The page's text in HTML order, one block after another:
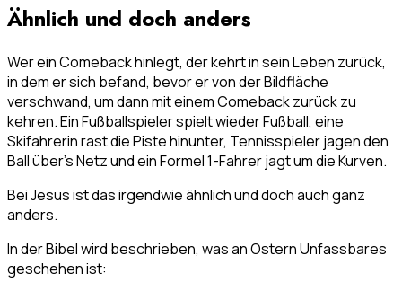
Ähnlich und doch anders
Wer ein Comeback hinlegt, der kehrt in sein Leben zurück,
in dem er sich befand, bevor er von der Bildfläche
verschwand, um dann mit einem Comeback zurück zu
kehren. Ein Fußballspieler spielt wieder Fußball, eine
Skifahrerin rast die Piste hinunter, Tennisspieler jagen den
Ball über’s Netz und ein Formel 1-Fahrer jagt um die Kurven.
Bei Jesus ist das irgendwie ähnlich und doch auch ganz
anders.
In der Bibel wird beschrieben, was an Ostern Unfassbares
geschehen ist: